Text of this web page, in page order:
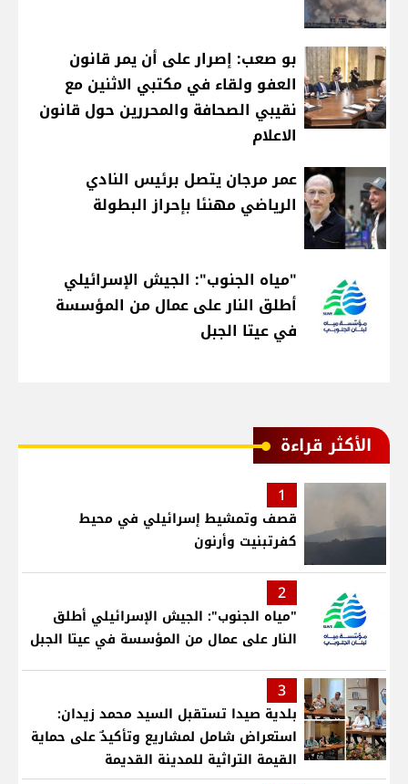
بو صعب: إصرار على أن يمر قانون
العفو ولقاء في مكتبي الاثنين مع
نقيبي الصحافة والمحررين حول قانون
الاعلام
عمر مرجان يتصل برئيس النادي
الرياضي مهنئا بإحراز البطولة
"مياه الجنوب": الجيش الإسرائيلي
أطلق النار على عمال من المؤسسة
في عيتا الجبل
الأكثر قراءة
1
قصف وتمشيط إسرائيلي في محيط
كفرتبنيت وأرنون
2
"مياه الجنوب": الجيش الإسرائيلي أطلق
النار على عمال من المؤسسة في عيتا الجبل
3
بلدية صيدا تستقبل السيد محمد زيدان:
استعراض شامل لمشاريع وتأكيدٌ على حماية
القيمة التراثية للمدينة القديمة